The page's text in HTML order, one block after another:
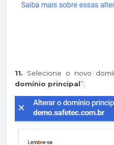
11. Selecione o novo
domínio principal”;